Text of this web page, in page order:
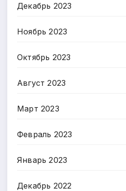
Декабрь 2023
Ноябрь 2023
Октябрь 2023
Август 2023
Март 2023
Февраль 2023
Январь 2023
Декабрь 2022